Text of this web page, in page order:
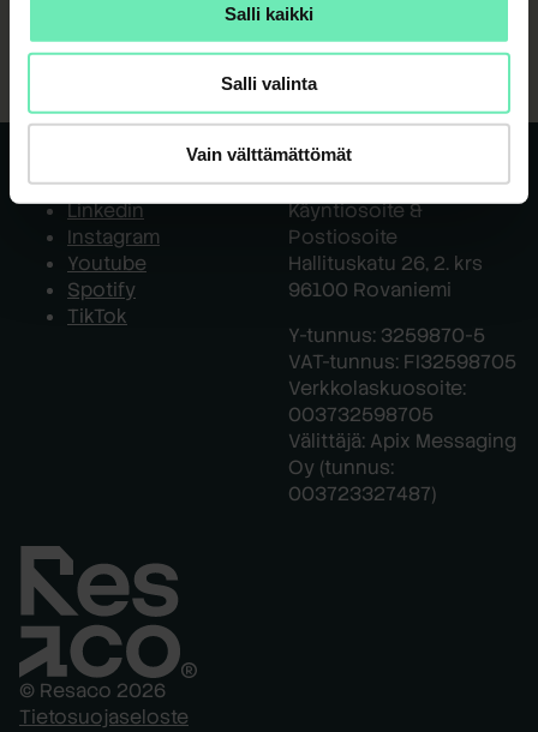
Salli kaikki
Salli valinta
Vain välttämättömät
Resaco out there
Linkedin
Instagram
Youtube
Spotify
TikTok
Resaco Oy
Käyntiosoite &
Postiosoite
Hallituskatu 26, 2. krs
96100 Rovaniemi
Y-tunnus: 3259870-5
VAT-tunnus: FI32598705
Verkkolaskuosoite:
003732598705
Välittäjä: Apix Messaging
Oy (tunnus:
003723327487)
© Resaco 2026
Tietosuojaseloste